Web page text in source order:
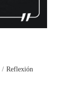
Reflexión